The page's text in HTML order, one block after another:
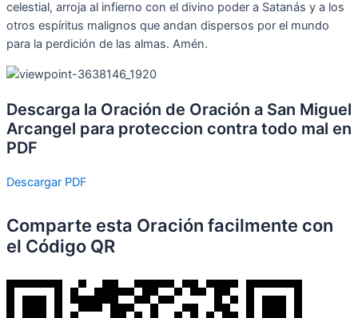
celestial, arroja al infierno con el divino poder a Satanás y a los
otros espíritus malignos que andan dispersos por el mundo
para la perdición de las almas. Amén.
Descarga la Oración de Oración a San Miguel
Arcangel para proteccion contra todo mal en
PDF
Descargar PDF
Comparte esta Oración facilmente con
el Código QR